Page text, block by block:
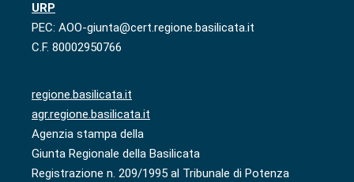
URP
PEC: AOO-giunta@cert.regione.basilicata.it
C.F. 80002950766
regione.basilicata.it
agr.regione.basilicata.it
Agenzia stampa della
Giunta Regionale della Basilicata
Registrazione n. 209/1995 al Tribunale di Potenza